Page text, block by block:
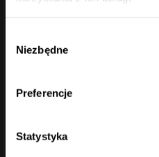
zgody
Niezbędne
Preferencje
Statystyka